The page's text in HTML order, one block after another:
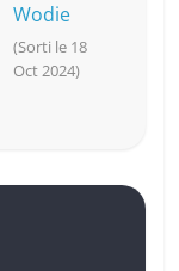
Wodie
(Sorti le 18
Oct 2024)